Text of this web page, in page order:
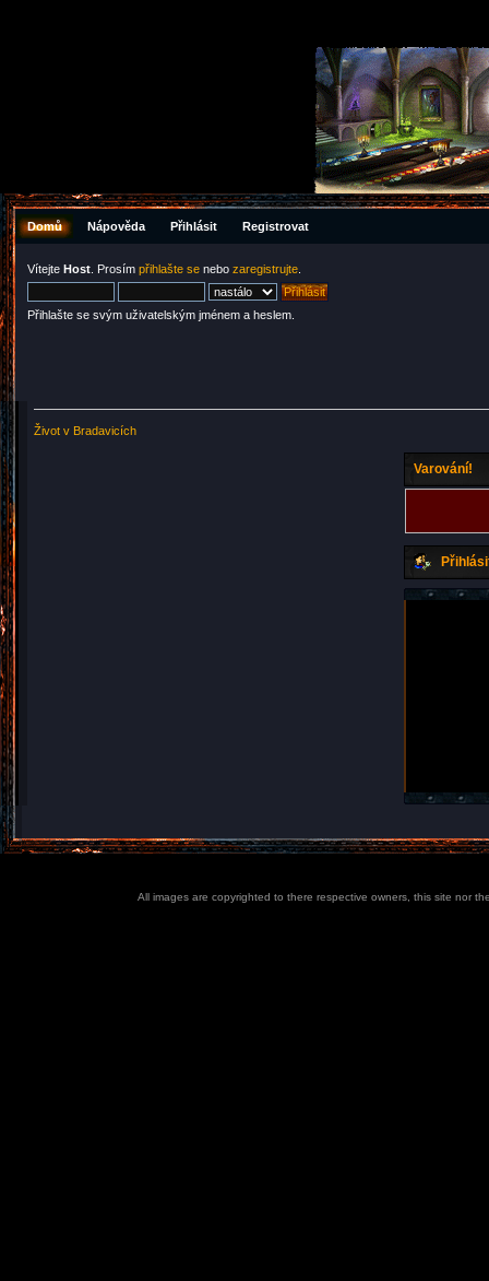
Domů Nápověda Přihlásit Registrovat
Vítejte Host . Prosím přihlašte se nebo zaregistrujte
Přihlašte se svým uživatelským jménem a heslem.
Život v Bradavicích
Varování!
All images are copyrighted to there respective owners, this site nor